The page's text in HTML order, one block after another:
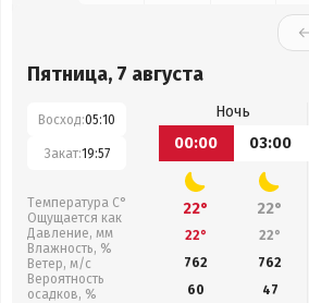
Пятница, 7 августа
Восход:05:10
Закат:19:57
Температура С°
Ощущается как
Давление, мм
Влажность, %
Ветер, м/с
Вероятность
осадков, %
Ночь
00:00
03:00
22° 22°
22° 22°
762
762
60
47